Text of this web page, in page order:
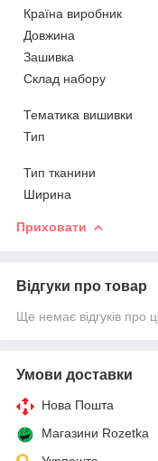
Країна виробник
Довжина
Зашивка
Склад набору
Тематика вишивки
Тип
Тип тканини
Ширина
Приховати
Відгуки про товар
Ще немає відгуків про
Умови доставки
Нова Пошта
Магазини Rozetka